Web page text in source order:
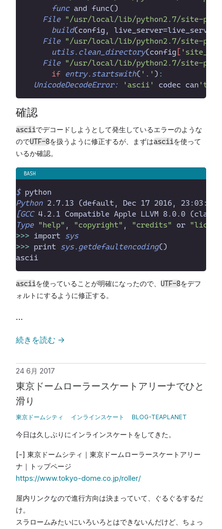
func and func(
File "/usr/local/lib/python2.7/site-
build(config,
File "/usr/local/lib/python2.7/site-
utils.clean_directory(config [ ' site_dir
File "/usr/local/lib/python2.7/site-
if entry.startswith( ' . ' ) :
UnicodeDecodeError:
'ascii ' codec can '
確認
asciiでデコードしようとして発生しているエラーのような
のでUTF-8を扱うように修正するが、まずはasciiを使って
いるか確認。
$ python
Python 2.7.13 (default, Dec 17 2016, 23:03:43
[GCC 4.2.1 Compatible Apple LLVM 8.0.0
Type "help" "copyright" "credits" or "
>>> import
sys
>>> print sys.getdefaultencoding()
asciiを使っていることが明確になったので、 UTF-8をデフ
ォルトにするように修正する。
…
続きを読む →
24 6月 2017
東京ドームローラースケートアリーナでひと
滑り
東京ドームシティ インラインスケート BLOG-TEAPLANET
今日は久しぶりにインラインスケートをしてきた。
[-] 東京ドームシティ｜東京ドームローラースケートアリー
ナ｜トップページ
https://www.tokyo-dome.co.jp/roller/
屋内リンクなので進行方向は決まっていて、ぐるぐるするだ
け。
スラロームみたいにいろいろとはできないんだけど、ちょっ